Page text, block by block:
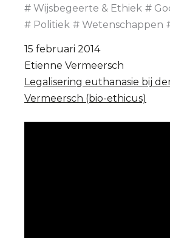
Wijsbegeerte & Ethiek
Politiek
Wetenschappen
15 februari 2014
Etienne Vermeersch
Legalisering euthanasie bij
Vermeersch (bio-ethicus)